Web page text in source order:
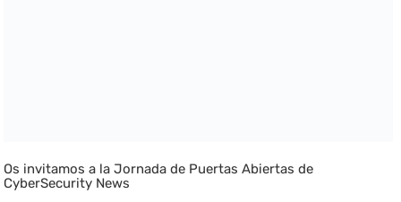
Os invitamos a la Jornada de Puertas Abiertas de
CyberSecurity News